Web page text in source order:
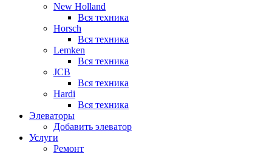
New Holland
Вся техника
Horsch
Вся техника
Lemken
Вся техника
JCB
Вся техника
Hardi
Вся техника
Элеваторы
Добавить элеватор
Услуги
Ремонт